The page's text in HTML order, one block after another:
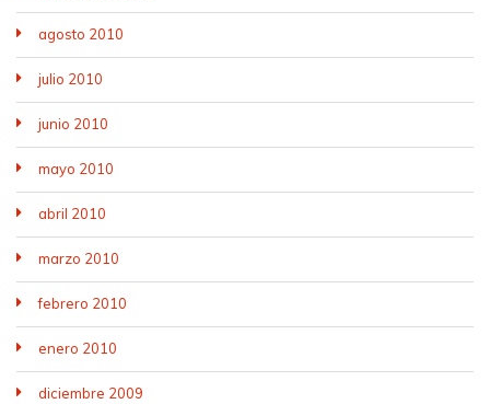
agosto 2010
julio 2010
junio 2010
mayo 2010
abril 2010
marzo 2010
febrero 2010
enero 2010
diciembre 2009